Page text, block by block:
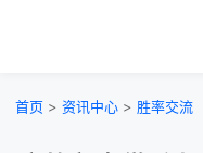
首页 > 资讯中心 > 胜率交流